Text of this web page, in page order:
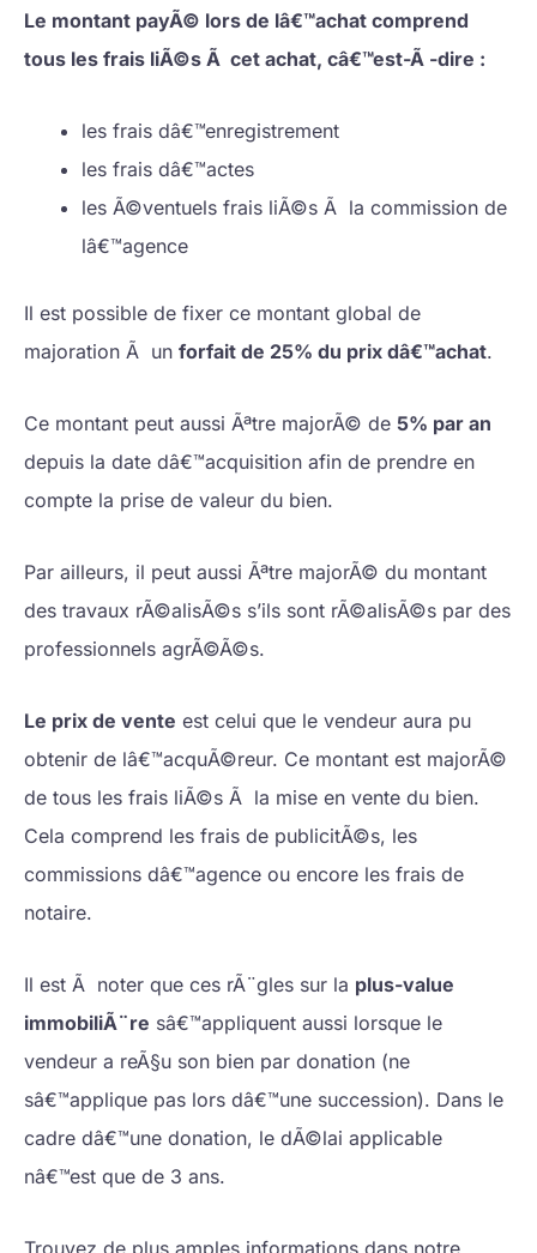
Le montant payÃ© lors de lâ€™achat comprend
tous les frais liÃ©s Ã cet achat, câ€™est-Ã -dire :
les frais dâ€™enregistrement
les frais dâ€™actes
les Ã©ventuels frais liÃ©s Ã la commission de
lâ€™agence
Il est possible de fixer ce montant global de
majoration Ã un forfait de 25% du prix dâ€™achat.
Ce montant peut aussi Ãªtre majorÃ© de 5% par an
depuis la date dâ€™acquisition afin de prendre en
compte la prise de valeur du bien.
Par ailleurs, il peut aussi Ãªtre majorÃ© du montant
des travaux rÃ©alisÃ©s s’ils sont rÃ©alisÃ©s par des
professionnels agrÃ©Ã©s.
Le prix de vente est celui que le vendeur aura pu
obtenir de lâ€™acquÃ©reur. Ce montant est majorÃ©
de tous les frais liÃ©s Ã la mise en vente du bien.
Cela comprend les frais de publicitÃ©s, les
commissions dâ€™agence ou encore les frais de
notaire.
Il est Ã noter que ces rÃ¨gles sur la plus-value
immobiliÃ¨re sâ€™appliquent aussi lorsque le
vendeur a reÃ§u son bien par donation (ne
sâ€™applique pas lors dâ€™une succession). Dans le
cadre dâ€™une donation, le dÃ©lai applicable
nâ€™est que de 3 ans.